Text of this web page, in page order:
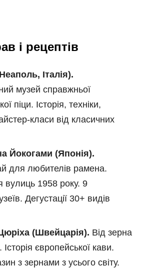
і рецептів
Італія).
музей справжньої
піци. Історія, техніки,
класи від класичних
Йокогами (Японія).
для любителів рамена.
вулиць 1958 року. 9
Дегустації 30+ видів
(Швейцарія). Від зерна
європейської кави.
з зернами з усього світу.